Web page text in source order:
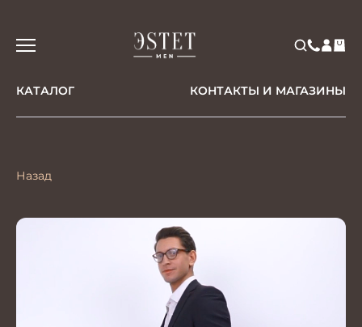
КАТАЛОГ КОНТАКТЫ И МАГАЗИНЫ
Назад